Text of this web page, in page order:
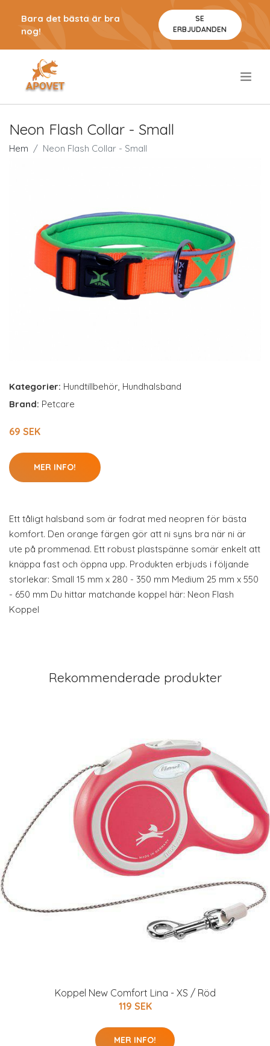
Bara det bästa är bra
nog!
SE
ERBJUDANDEN
Neon Flash Collar - Small
Hem Neon Flash Collar - Small
Kategorier: Hundtillbehör, Hundhalsband
Brand: Petcare
69 SEK
MER INFO!
Ett tåligt halsband som är fodrat med neopren för bästa
komfort. Den orange färgen gör att ni syns bra när ni är
ute på prommenad. Ett robust plastspänne somär enkelt att
knäppa fast och öppna upp. Produkten erbjuds i följande
storlekar: Small 15 mm x 280 - 350 mm Medium 25 mm x 550
- 650 mm Du hittar matchande koppel här: Neon Flash
Koppel
Rekommenderade produkter
Koppel New Comfort Lina - XS / Röd
119 SEK
MER INFO!